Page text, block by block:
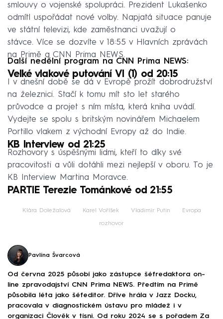
smlouvy o vojenské spolupráci. Prezident Lukašenko
odmítl uspořádat nové volby. Napjatá situace panuje
ve státní televizi, kde zaměstnanci uvažují o
stávce. Více se dozvíte v 18:55 v Hlavních zprávách
na Primě a CNN Prima NEWS.
Další nedělní program na CNN Prima NEWS:
Velké vlakové putování VI (1) od 20:15
I v dnešní době se dá v Evropě prožít dobrodružství
na železnici. Stačí k tomu mít sto let starého
průvodce a projet s ním místa, která kniha uvádí.
Vydejte se spolu s britským novinářem Michaelem
Portillo vlakem z východní Evropy až do Indie.
KB Interview od 21:25
Rozhovory s úspěšnými lidmi, kteří to díky své
pracovitosti a vůli dotáhli mezi nejlepší v oboru. To je
KB Interview Martina Moravce.
PARTIE Terezie Tománkové od 21:55
Klára Doležalová Karel Voříšek Vladimir Putin Evropa
rozhovor
Pavlína Švarcová
Od června 2025 působí jako zástupce šéfredaktora on-
line zpravodajství CNN Prima NEWS. Předtím na Primě
působila léta jako šéfeditor. Dříve hrála v Jazz Docku,
pracovala v diagnostickém ústavu pro mládež i v
organizaci Člověk v tísni. Od roku 2024 se s pořadem Za